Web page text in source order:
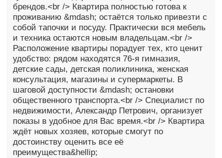
брендов.<br /> Квартира полностью готова к
проживанию &mdash; остаётся только привезти с
собой тапочки и посуду. Практически вся мебель
и техника остаются новым владельцам.<br />
Расположение квартиры порадует тех, кто ценит
удобство: рядом находятся 76-я гимназия,
детские сады, детская поликлиника, женская
консультация, магазины и супермаркеты. В
шаговой доступности &mdash; остановки
общественного транспорта.<br /> Специалист по
недвижимости, Александр Петрович, организует
показы в удобное для Вас время.<br /> Квартира
ждёт новых хозяев, которые смогут по
достоинству оценить все её
преимущества&hellip;